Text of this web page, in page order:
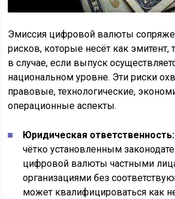
Эмиссия цифровой валюты
рисков, которые несёт как эмитент,
в случае, если выпуск
национальном уровне. Эти риски
правовые, технологические,
операционные аспекты.
Юридическая ответственность:
чётко установленным
цифровой валюты частными
организациями без
может квалифицироваться как